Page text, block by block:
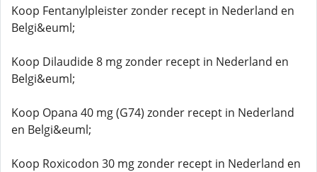
Koop Fentanylpleister zonder recept in Nederland en
Belgi&euml;
Koop Dilaudide 8 mg zonder recept in Nederland en
Belgi&euml;
Koop Opana 40 mg (G74) zonder recept in Nederland
en Belgi&euml;
Koop Roxicodon 30 mg zonder recept in Nederland en